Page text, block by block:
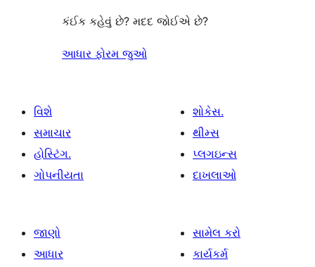
કંઈક કહેવું છે? મદદ જોઈએ છે?
આધાર ફોરમ જુઓ
વિશે
સમાચાર
હોસ્ટિંગ.
ગોપનીયતા
શોકેસ.
થીમ્સ
પ્લગઇન્સ
દાખલાઓ
જાણો
આધાર
સામેલ કરો
કાર્યકર્મ